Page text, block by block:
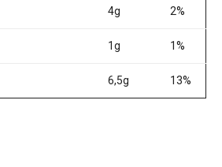
4g 2%
1g 1%
6,5g 13%